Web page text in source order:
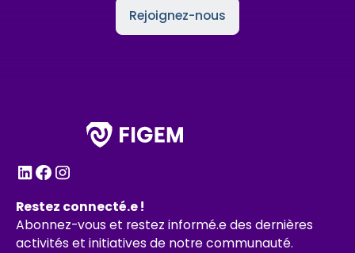
Rejoignez-nous
Restez connecté.e !
Abonnez-vous et restez informé.e des dernières
activités et initiatives de notre communauté.